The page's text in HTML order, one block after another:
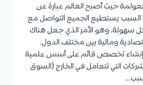
حيث أصبح العالم عبارة عن
السبب يستطيع الجميع التواصل مع
وهو الأمر الذي جعل هناك
ومالية بين مختلف الدول.
إنشاء تخصص قائم على أسس علمية
التي تتعامل في الخارج (السوق